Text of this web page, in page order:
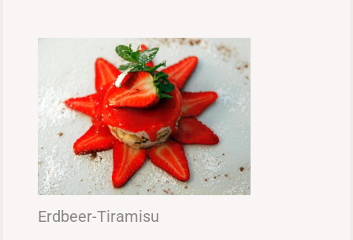
Erdbeer-Tiramisu